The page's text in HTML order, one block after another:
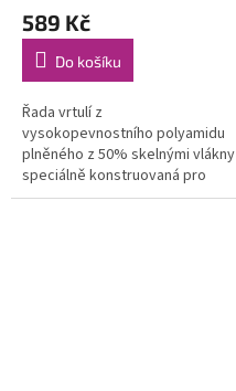
589 Kč
Do košíku
Řada vrtulí z
vysokopevnostního polyamidu
plněného z 50% skelnými vlákny
speciálně konstruovaná pro
modely se spalovacími motory.